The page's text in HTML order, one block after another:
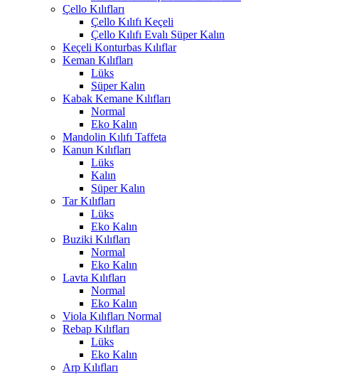
Çello Kılıfları
Çello Kılıfı Keçeli
Çello Kılıfı Evalı Süper Kalın
Keçeli Konturbas Kılıflar
Keman Kılıfları
Lüks
Süper Kalın
Kabak Kemane Kılıfları
Normal
Eko Kalın
Mandolin Kılıfı Taffeta
Kanun Kılıfları
Lüks
Kalın
Süper Kalın
Tar Kılıfları
Lüks
Eko Kalın
Buziki Kılıfları
Normal
Eko Kalın
Lavta Kılıfları
Normal
Eko Kalın
Viola Kılıfları Normal
Rebap Kılıfları
Lüks
Eko Kalın
Arp Kılıfları